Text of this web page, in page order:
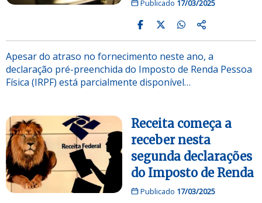
Publicado 17/03/2025
Apesar do atraso no fornecimento neste ano, a
declaração pré-preenchida do Imposto de Renda Pessoa
Física (IRPF) está parcialmente disponível…
Receita começa a
receber nesta
segunda declarações
do Imposto de Renda
Publicado 17/03/2025